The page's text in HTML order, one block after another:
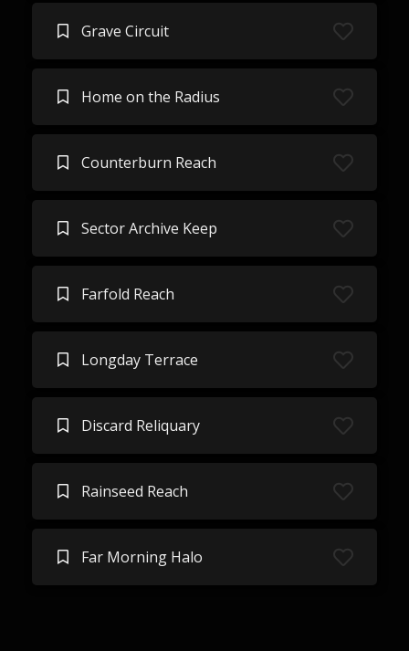
Grave Circuit
Home on the Radius
Counterburn Reach
Sector Archive Keep
Farfold Reach
Longday Terrace
Discard Reliquary
Rainseed Reach
Far Morning Halo